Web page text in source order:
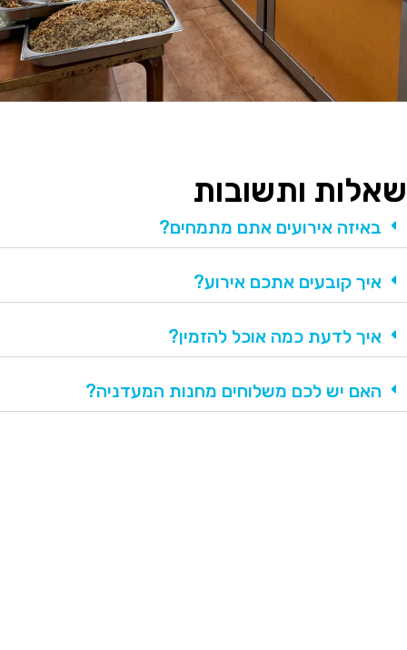
שאלות ותשובות
באיזה אירועים אתם מתמחים?
איך קובעים אתכם אירוע?
איך לדעת כמה אוכל להזמין?
האם יש לכם משלוחים מחנות המעדניה?